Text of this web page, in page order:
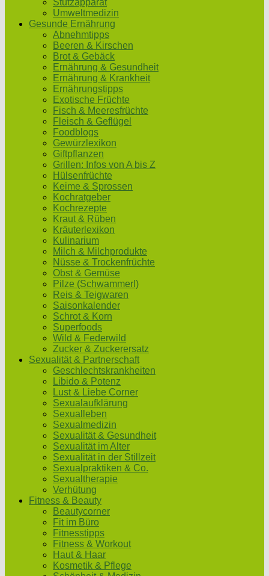
Stützapparat
Umweltmedizin
Gesunde Ernährung
Abnehmtipps
Beeren & Kirschen
Brot & Gebäck
Ernährung & Gesundheit
Ernährung & Krankheit
Ernährungstipps
Exotische Früchte
Fisch & Meeresfrüchte
Fleisch & Geflügel
Foodblogs
Gewürzlexikon
Giftpflanzen
Grillen: Infos von A bis Z
Hülsenfrüchte
Keime & Sprossen
Kochratgeber
Kochrezepte
Kraut & Rüben
Kräuterlexikon
Kulinarium
Milch & Milchprodukte
Nüsse & Trockenfrüchte
Obst & Gemüse
Pilze (Schwammerl)
Reis & Teigwaren
Saisonkalender
Schrot & Korn
Superfoods
Wild & Federwild
Zucker & Zuckerersatz
Sexualität & Partnerschaft
Geschlechtskrankheiten
Libido & Potenz
Lust & Liebe Corner
Sexualaufklärung
Sexualleben
Sexualmedizin
Sexualität & Gesundheit
Sexualität im Alter
Sexualität in der Stillzeit
Sexualpraktiken & Co.
Sexualtherapie
Verhütung
Fitness & Beauty
Beautycorner
Fit im Büro
Fitnesstipps
Fitness & Workout
Haut & Haar
Kosmetik & Pflege